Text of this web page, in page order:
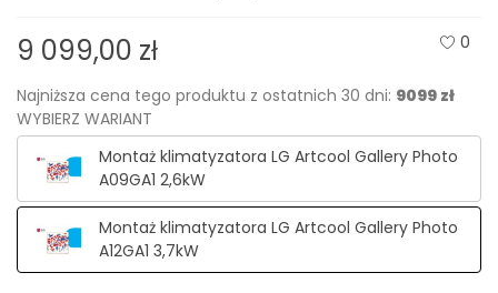
9 099,00 zł 0
Najniższa cena tego produktu z ostatnich 30 dni: 9099 zł
WYBIERZ WARIANT
Montaż klimatyzatora LG Artcool Gallery Photo
A09GA1 2,6kW
Montaż klimatyzatora LG Artcool Gallery Photo
A12GA1 3,7kW